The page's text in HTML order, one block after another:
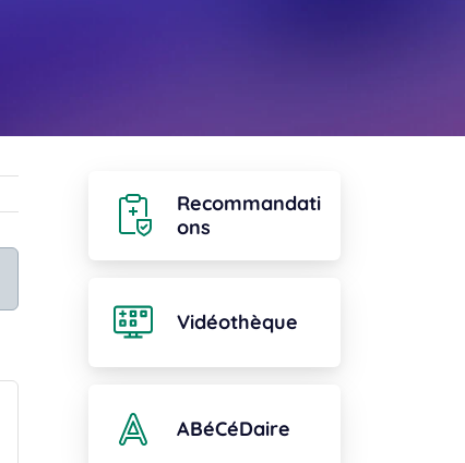
Recommandati
ons
Vidéothèque
ABéCéDaire